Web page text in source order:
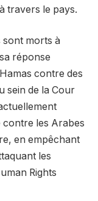
travers le pays.
sont morts à
réponse
contre des
sein de la Cour
les Arabes
en empêchant
les
Rights